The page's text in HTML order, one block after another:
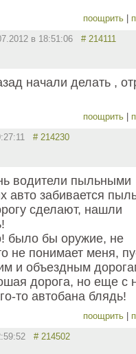
поощрить |
в 18:51:06 # 214111
начали делать ,
поощрить |
# 214230
водители пыльными
авто забивается
сделают, нашли
было бы оружие, не
не понимает меня,
и объездным
дорога, но еще с
то автобана блядь!
поощрить |
# 214502